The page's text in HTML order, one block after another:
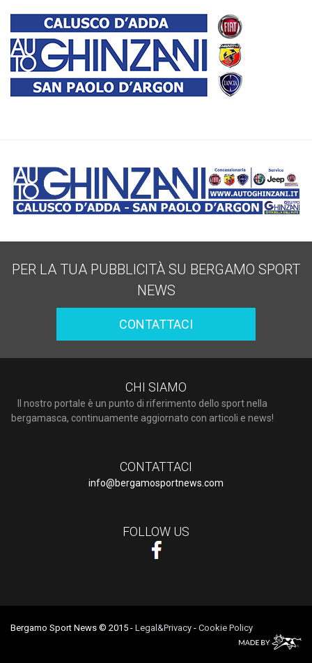
PER LA TUA PUBBLICITÀ SU BERGAMO SPORT
NEWS
CONTATTACI
CHI SIAMO
Il nostro portale è un punto di riferimento dello sport nella
bergamasca, continuamente aggiornato con articoli e news!
CONTATTACI
info@bergamosportnews.com
FOLLOW US
Bergamo Sport News © 2015 - Legal&Privacy - Cookie Policy